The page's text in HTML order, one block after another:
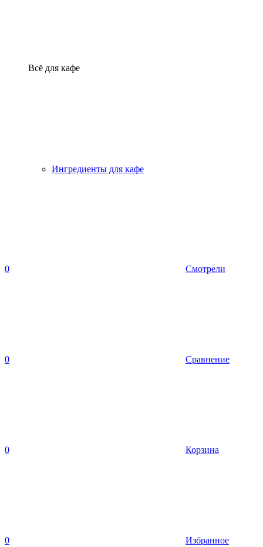
Всё для кафе
Ингредиенты для кафе
0 Смотрели
0 Сравнение
0 Корзина
0 Избранное